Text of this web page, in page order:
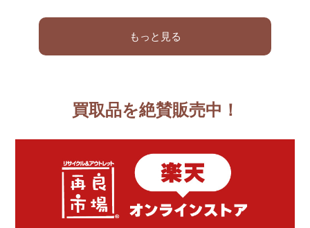
もっと見る
買取品を絶賛販売中！